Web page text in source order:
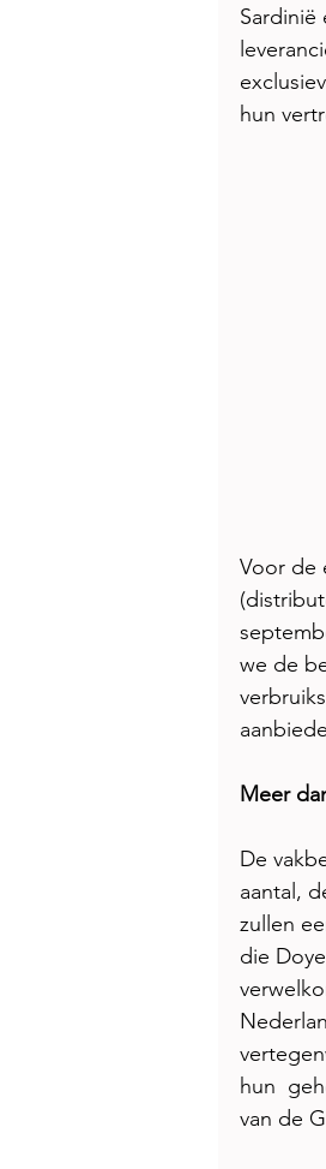
hun
Voor de
we de
Meer
De
aantal,
zullen
die
hun
van de